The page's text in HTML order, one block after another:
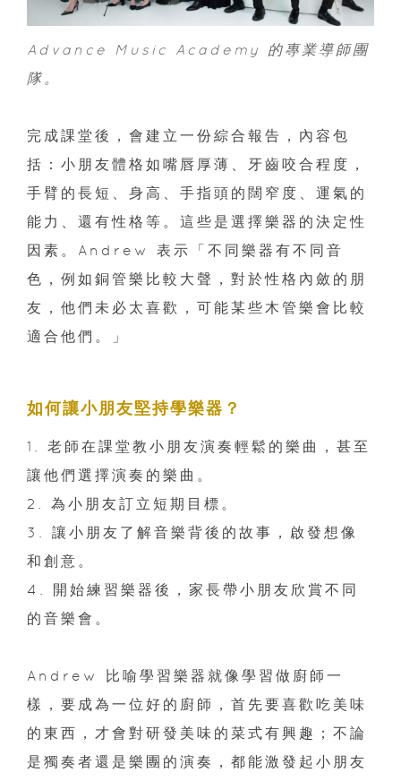
Advance Music Academy 的專業導師團
隊。
完成課堂後，會建立一份綜合報告，內容包
括：小朋友體格如嘴唇厚薄、牙齒咬合程度，
手臂的長短、身高、手指頭的闊窄度、運氣的
能力、還有性格等。這些是選擇樂器的決定性
因素。Andrew 表示「不同樂器有不同音
色，例如銅管樂比較大聲，對於性格內斂的朋
友，他們未必太喜歡，可能某些木管樂會比較
適合他們。」
如何讓小朋友堅持學樂器？
1. 老師在課堂教小朋友演奏輕鬆的樂曲，甚至
讓他們選擇演奏的樂曲。
2. 為小朋友訂立短期目標。
3. 讓小朋友了解音樂背後的故事，啟發想像
和創意。
4. 開始練習樂器後，家長帶小朋友欣賞不同
的音樂會。
Andrew 比喻學習樂器就像學習做廚師一
樣，要成為一位好的廚師，首先要喜歡吃美味
的東西，才會對研發美味的菜式有興趣；不論
是獨奏者還是樂團的演奏，都能激發起小朋友